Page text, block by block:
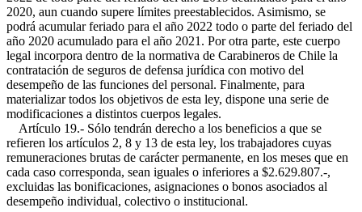
2020, aun cuando supere límites preestablecidos. Asimismo, se
podrá acumular feriado para el año 2022 todo o parte del feriado del
año 2020 acumulado para el año 2021. Por otra parte, este cuerpo
legal incorpora dentro de la normativa de Carabineros de Chile la
contratación de seguros de defensa jurídica con motivo del
desempeño de las funciones del personal. Finalmente, para
materializar todos los objetivos de esta ley, dispone una serie de
modificaciones a distintos cuerpos legales.
Artículo 19.- Sólo tendrán derecho a los beneficios a que se
refieren los artículos 2, 8 y 13 de esta ley, los trabajadores cuyas
remuneraciones brutas de carácter permanente, en los meses que en
cada caso corresponda, sean iguales o inferiores a $2.629.807.-,
excluidas las bonificaciones, asignaciones o bonos asociados al
desempeño individual, colectivo o institucional.